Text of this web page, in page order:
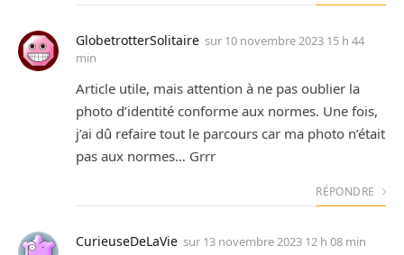
GlobetrotterSolitaire sur 10 novembre 2023 15 h 44
min
Article utile, mais attention à ne pas oublier la
photo d’identité conforme aux normes. Une fois,
j’ai dû refaire tout le parcours car ma photo n’était
pas aux normes… Grrr
RÉPONDRE
CurieuseDeLaVie sur 13 novembre 2023 12 h 08 min